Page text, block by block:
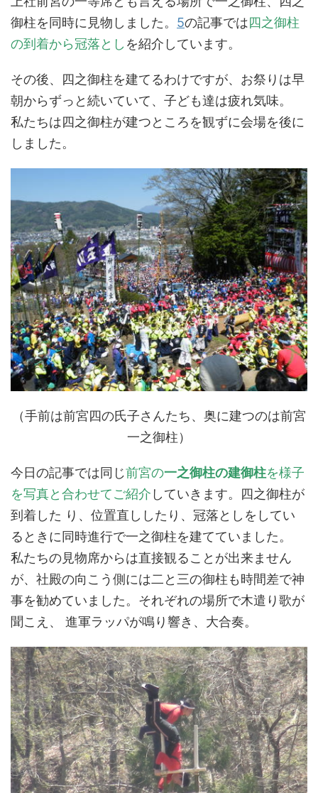
御柱を同時に見物しました。 5の記事では四之御柱
の到着から冠落とし を紹介しています。
その後、四之御柱を建てるわけですが、お祭りは早
朝からずっと続いていて、子ども達は疲れ気味。
私たちは四之御柱が建つところを観ずに会場を後に
しました。
（手前は前宮四の氏子さんたち、奥に建つのは前宮
一之御柱）
今日の記事では同じ前宮の一之御柱の建御柱を様子
を写真と合わせてご紹介 していきます。四之御柱が
到着した り、位置直ししたり、冠落としをしてい
るときに同時進行で一之御柱を建てていました。
私たちの見物席からは直接観ることが出来ません
が、社殿の向こう側には二と三の御柱も時間差で神
事を勧めていました。それぞれの場所で木遣り歌が
聞こえ、 進軍ラッパが鳴り響き、大合奏。